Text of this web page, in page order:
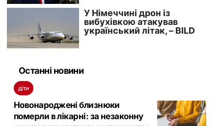
Останні новини
діти
Новонароджені близнюки
померли в лікарні: за незаконну